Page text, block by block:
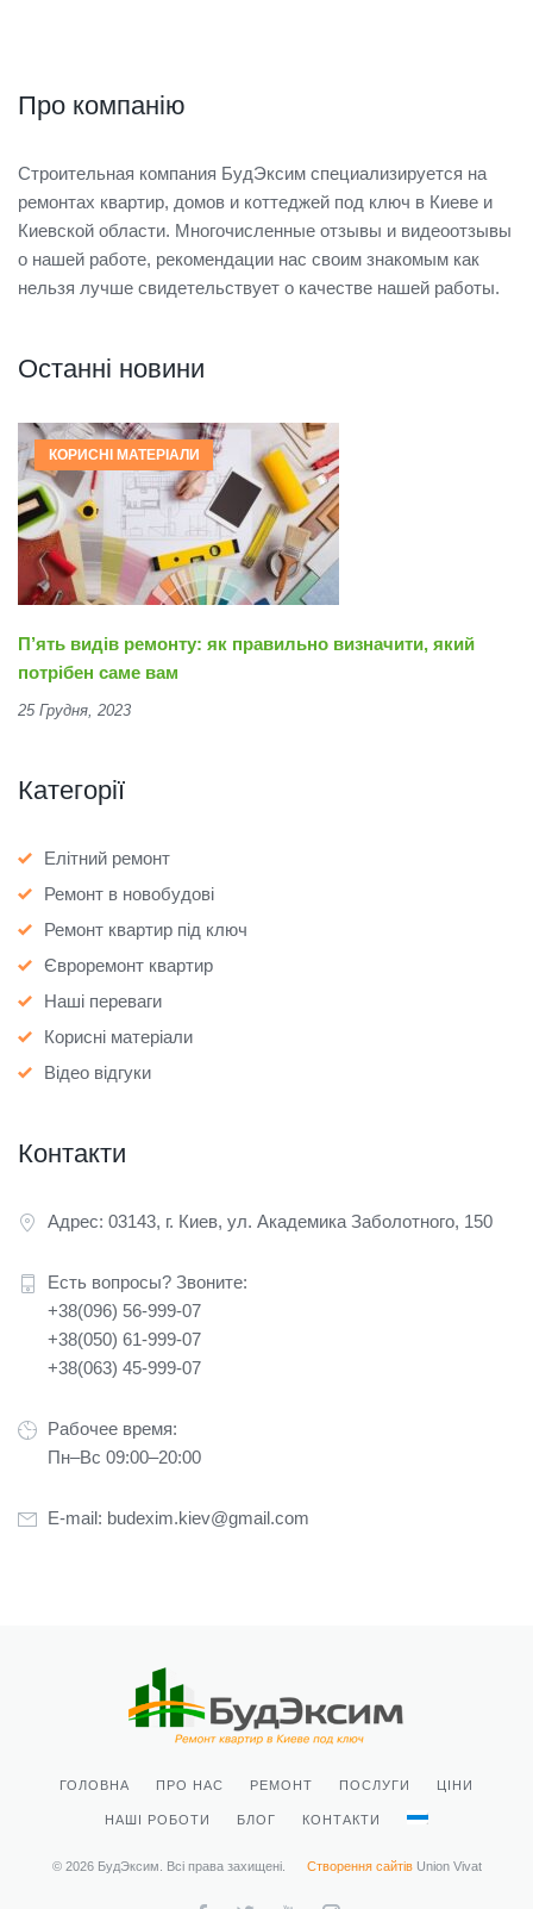
Про компанію
Строительная компания БудЭксим специализируется на
ремонтах квартир, домов и коттеджей под ключ в Киеве и
Киевской области. Многочисленные отзывы и видеоотзывы
о нашей работе, рекомендации нас своим знакомым как
нельзя лучше свидетельствует о качестве нашей работы.
Останні новини
КОРИСНІ МАТЕРІАЛИ
П’ять видів ремонту: як правильно визначити, який
потрібен саме вам
25 Грудня, 2023
Категорії
Елітний ремонт
Ремонт в новобудові
Ремонт квартир під ключ
Євроремонт квартир
Наші переваги
Корисні матеріали
Відео відгуки
Контакти
Адрес: 03143, г. Киев, ул. Академика Заболотного, 150
Есть вопросы? Звоните:
+38(096) 56-999-07
+38(050) 61-999-07
+38(063) 45-999-07
Рабочее время:
Пн–Вс 09:00–20:00
E-mail: budexim.kiev@gmail.com
ГОЛОВНА ПРО НАС РЕМОНТ ПОСЛУГИ ЦІНИ
НАШІ РОБОТИ БЛОГ КОНТАКТИ
© 2026 БудЭксим. Всі права захищені. Створення сайтівUnion Vivat